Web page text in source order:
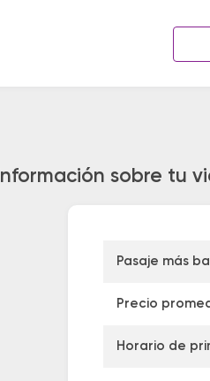
Información sobre tu
Pasaje más
Precio
Horario de